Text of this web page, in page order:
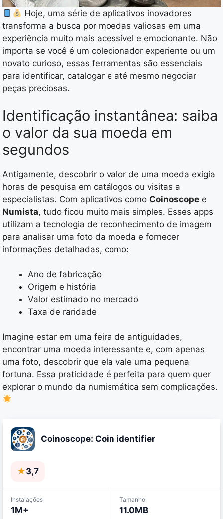
Hoje, uma série de aplicativos inovadores
transforma a busca por moedas valiosas em uma
experiência muito mais acessível e emocionante. Não
importa se você é um colecionador experiente ou um
novato curioso, essas ferramentas são essenciais
para identificar, catalogar e até mesmo negociar
peças preciosas.
Identificação instantânea: saiba
o valor da sua moeda em
segundos
Antigamente, descobrir o valor de uma moeda exigia
horas de pesquisa em catálogos ou visitas a
especialistas. Com aplicativos como Coinoscope e
Numista, tudo ficou muito mais simples. Esses apps
utilizam a tecnologia de reconhecimento de imagem
para analisar uma foto da moeda e fornecer
informações detalhadas, como:
Ano de fabricação
Origem e história
Valor estimado no mercado
Taxa de raridade
Imagine estar em uma feira de antiguidades,
encontrar uma moeda interessante e, com apenas
uma foto, descobrir que ela vale uma pequena
fortuna. Essa praticidade é perfeita para quem quer
explorar o mundo da numismática sem complicações.
Coinoscope: Coin identifier
★3,7
Instalações
1M+
Tamanho
11.0MB